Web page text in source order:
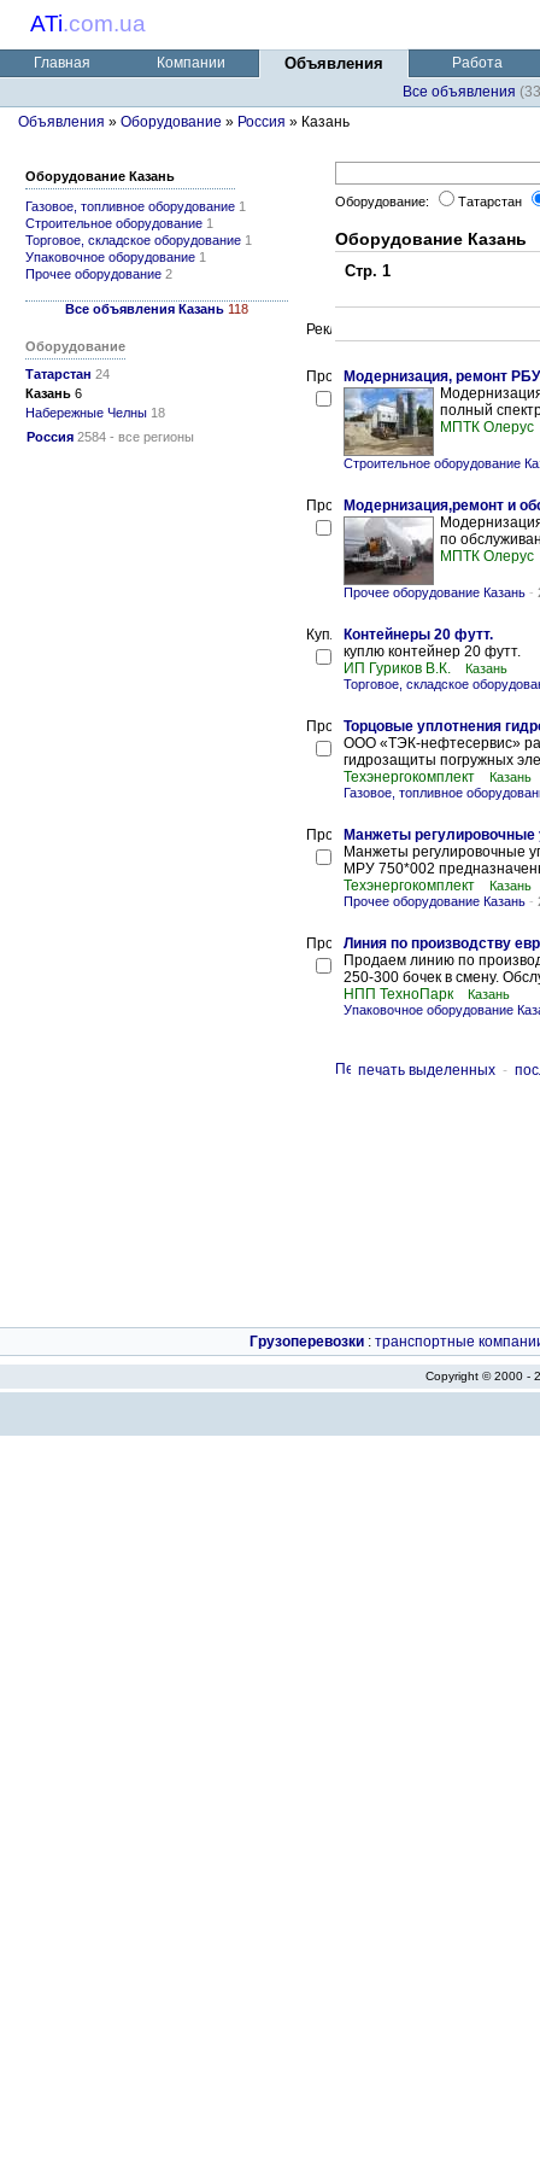
ATi.com.ua
Главная Компании Объявления
Работа
Все объявления
Объявления » Оборудование » Россия » Казань
Оборудование Казань
Газовое, топливное оборудование 1
Строительное оборудование 1
Торговое, складское оборудование 1
Упаковочное оборудование 1
Прочее оборудование 2
Все объявления Казань 118
Оборудование
Татарстан 24
Казань 6
Набережные Челны 18
Россия 2584 - все регионы
Оборудование: Татарстан
Оборудование Казань
Стр. 1
Модернизация, ремонт
полный
МПТК Олерус
Строительное оборудование
Модернизация,ремонт и
по
МПТК Олерус
Прочее оборудование Казань -
Контейнеры 20 футт.
куплю контейнер 20 футт.
ИП Гуриков В.К.
Казань
Торговое, складское
Торцовые уплотнения
ООО «ТЭК-нефтесервис»
гидрозащиты погружных
Техэнергокомплект
Казань
Газовое, топливное
Манжеты
Манжеты регулировочные
МРУ 750*002
Техэнергокомплект
Казань
Прочее оборудование Казань -
Линия по производству
Продаем линию по
250-300 бочек в смену.
НПП ТехноПарк
Казань
Упаковочное оборудование
печать выделенных -
Грузоперевозки : транспортные
Copyright © 2000 -